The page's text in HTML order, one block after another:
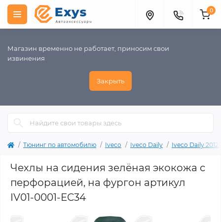
Магазин временно не работает, приносим свои
извинения
Закрыть
0
Тюнинг по автомобилю Iveco Iveco Daily Iveco Daily
Чехлы на сидения зелёная экокожа с
перфорацией, на фургон артикул
IV01-0001-EC34